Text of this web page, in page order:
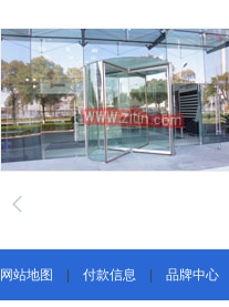
网站地图 付款信息 品牌中心